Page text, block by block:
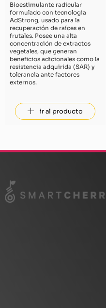
Bioestimulante radicular
formulado con tecnología
AdStrong, usado para la
recuperación de raíces en
frutales. Posee una alta
concentración de extractos
vegetales, que generan
beneficios adicionales como la
resistencia adquirida (SAR) y
tolerancia ante factores
externos.
ir al producto